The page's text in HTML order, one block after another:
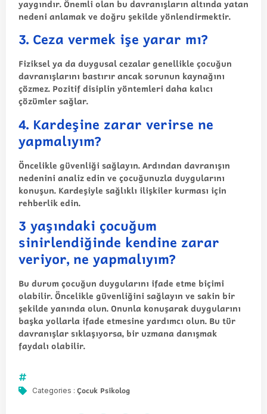
yaygındır. Önemli olan bu davranışların altında yatan
nedeni anlamak ve doğru şekilde yönlendirmektir.
3. Ceza vermek işe yarar mı?
Fiziksel ya da duygusal cezalar genellikle çocuğun
davranışlarını bastırır ancak sorunun kaynağını
çözmez. Pozitif disiplin yöntemleri daha kalıcı
çözümler sağlar.
4. Kardeşine zarar verirse ne
yapmalıyım?
Öncelikle güvenliği sağlayın. Ardından davranışın
nedenini analiz edin ve çocuğunuzla duygularını
konuşun. Kardeşiyle sağlıklı ilişkiler kurması için
rehberlik edin.
3 yaşındaki çocuğum
sinirlendiğinde kendine zarar
veriyor, ne yapmalıyım?
Bu durum çocuğun duygularını ifade etme biçimi
olabilir. Öncelikle güvenliğini sağlayın ve sakin bir
şekilde yanında olun. Onunla konuşarak duygularını
başka yollarla ifade etmesine yardımcı olun. Bu tür
davranışlar sıklaşıyorsa, bir uzmana danışmak
faydalı olabilir.
Categories : Çocuk Psikolog